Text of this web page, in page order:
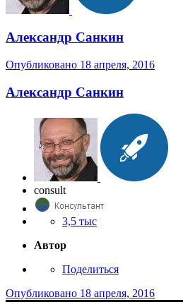
Александр Санкин
Опубликовано 18 апреля, 2016
Александр Санкин
consult
3,5 тыс
Автор
Поделиться
Опубликовано 18 апреля, 2016